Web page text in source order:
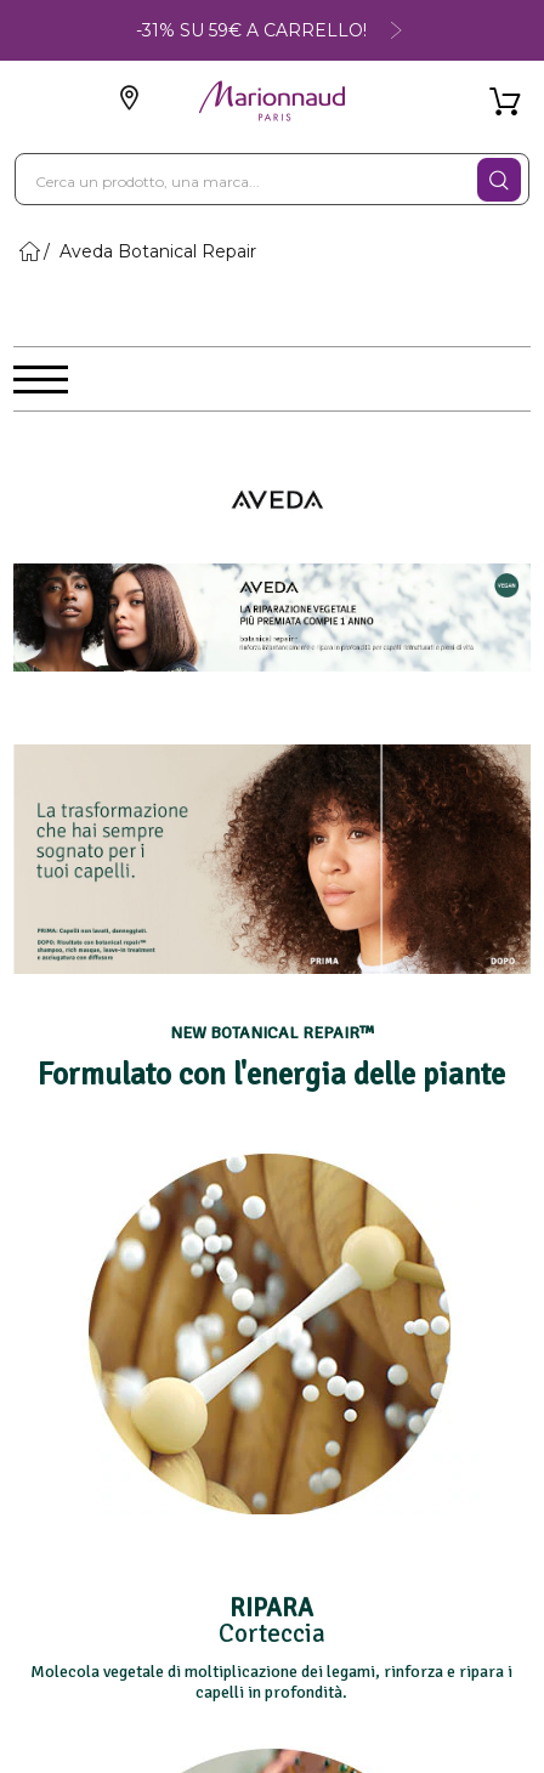
-31% SU 59€ A CARRELLO!
Aveda Botanical Repair
NEW BOTANICAL REPAIR™
Formulato con l'energia delle piante
RIPARA
Corteccia
Molecola vegetale di moltiplicazione dei legami, rinforza e ripara i
capelli in profondità.